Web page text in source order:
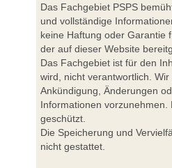
Das Fachgebiet PSPS
und vollständige
keine Haftung oder Garantie
der auf dieser Website
Das Fachgebiet ist für den
wird, nicht verantwortlich.
Ankündigung, Änderungen
Informationen
geschützt.
Die Speicherung und
nicht gestattet.